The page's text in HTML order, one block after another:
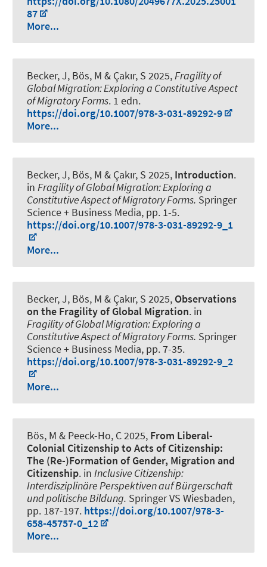
87
More...
Becker, J, Bös, M & Çakır, S 2025,Fragility of
Global Migration: Exploring a Constitutive Aspect
of Migratory Forms. 1 edn.
https://doi.org/10.1007/978-3-031-89292-9
More...
Becker, J, Bös, M & Çakır, S 2025, Introduction.
in Fragility of Global Migration: Exploring a
Constitutive Aspect of Migratory Forms. Springer
Science + Business Media, pp. 1-5.
https://doi.org/10.1007/978-3-031-89292-9_1
More...
Becker, J, Bös, M & Çakır, S 2025, Observations
on the Fragility of Global Migration. in
Fragility of Global Migration: Exploring a
Constitutive Aspect of Migratory Forms. Springer
Science + Business Media, pp. 7-35.
https://doi.org/10.1007/978-3-031-89292-9_2
More...
Bös, M & Peeck-Ho, C 2025, From Liberal-
Colonial Citizenship to Acts of Citizenship:
The (Re-)Formation of Gender, Migration and
Citizenship. in Inclusive Citizenship:
Interdisziplinäre Perspektiven auf Bürgerschaft
und politische Bildung. Springer VS Wiesbaden,
pp. 187-197. https://doi.org/10.1007/978-3-
658-45757-0_12
More...